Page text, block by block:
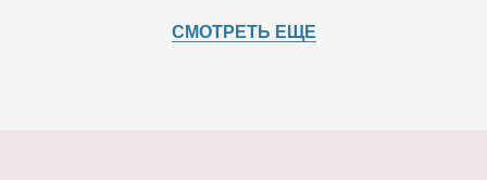
СМОТРЕТЬ ЕЩЕ